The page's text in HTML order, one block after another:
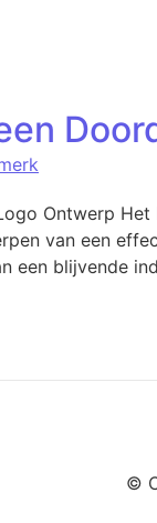
Ontwerp
van een
een blijvende
©